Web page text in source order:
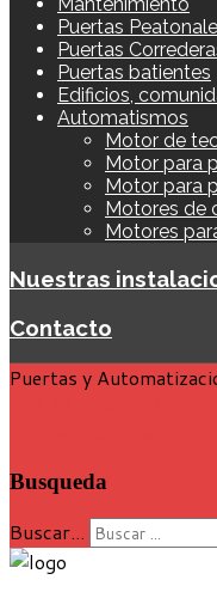
Puertas
Puertas
Puertas batientes
Edificios,
Automatismos
Motor de
Motor para
Motor para
Motores de
Motores
Nuestras
Contacto
Puertas y
Busqueda
Buscar...